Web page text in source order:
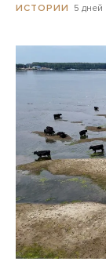
ИСТОРИИ 5 дней